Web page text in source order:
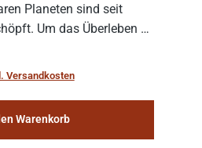
Planeten sind seit
Um das Überleben zu
sogenannten
Auf diesen
Versandkosten
Warenkorb